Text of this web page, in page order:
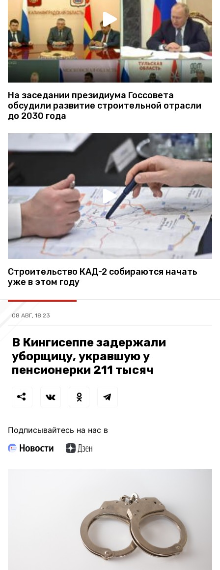
На заседании президиума Госсовета
обсудили развитие строительной отрасли
до 2030 года
Строительство КАД-2 собираются начать
уже в этом году
08 АВГ, 18:23
В Кингисеппе задержали
уборщицу, укравшую у
пенсионерки 211 тысяч
Подписывайтесь на нас в